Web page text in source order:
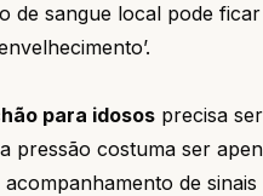
de sangue local pode
para idosos precisa
pressão costuma ser
de